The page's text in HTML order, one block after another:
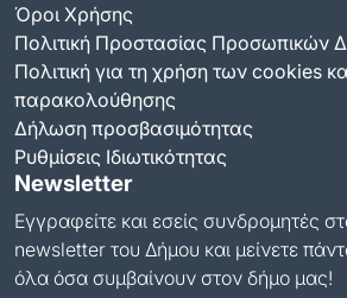
Όροι Χρήσης
Πολιτική Προστασίας Προσωπικών
Πολιτική για τη χρήση των cookies
παρακολούθησης
Δήλωση προσβασιμότητας
Ρυθμίσεις Ιδιωτικότητας
Newsletter
Εγγραφείτε και εσείς συνδρομητές
newsletter του Δήμου και μείνετε
όλα όσα συμβαίνουν στον δήμο μας!